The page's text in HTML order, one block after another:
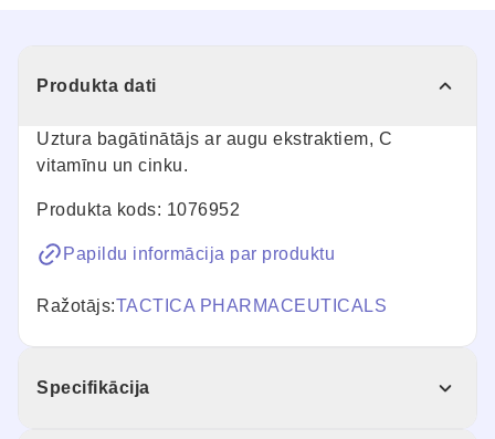
Produkta dati
Uztura bagātinātājs ar augu ekstraktiem, C
vitamīnu un cinku.
Produkta kods: 1076952
Papildu informācija par produktu
Ražotājs:TACTICA PHARMACEUTICALS
Specifikācija